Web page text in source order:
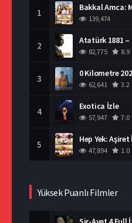
1 Bakkal Amca:
139,474
2 Atatürk 1881 –
82,775 8.9
3 0 Kilometre
62,641 3.2
4 Exotica İzle
57,947 7.0
5 Hep Yek: Aşiret
47,894 1.0
Yüksek Puanlı Filmler